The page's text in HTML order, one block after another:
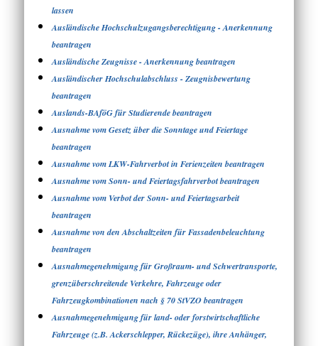
lassen
Ausländische Hochschulzugangsberechtigung - Anerkennung
beantragen
Ausländische Zeugnisse - Anerkennung beantragen
Ausländischer Hochschulabschluss - Zeugnisbewertung
beantragen
Auslands-BAföG für Studierende beantragen
Ausnahme vom Gesetz über die Sonntage und Feiertage
beantragen
Ausnahme vom LKW-Fahrverbot in Ferienzeiten beantragen
Ausnahme vom Sonn- und Feiertagsfahrverbot beantragen
Ausnahme vom Verbot der Sonn- und Feiertagsarbeit
beantragen
Ausnahme von den Abschaltzeiten für Fassadenbeleuchtung
beantragen
Ausnahmegenehmigung für Großraum- und Schwertransporte,
grenzüberschreitende Verkehre, Fahrzeuge oder
Fahrzeugkombinationen nach § 70 StVZO beantragen
Ausnahmegenehmigung für land- oder forstwirtschaftliche
Fahrzeuge (z.B. Ackerschlepper, Rückezüge), ihre Anhänger,